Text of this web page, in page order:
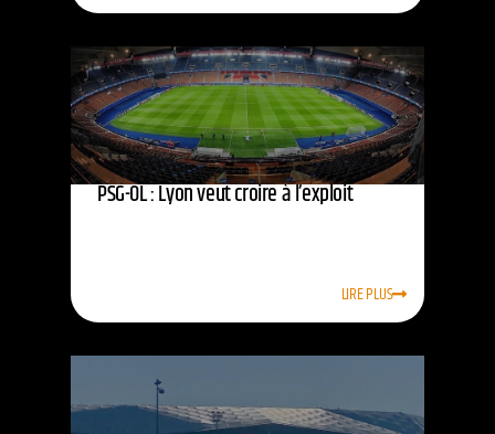
PSG-OL : Lyon veut croire à l’exploit
LIRE PLUS